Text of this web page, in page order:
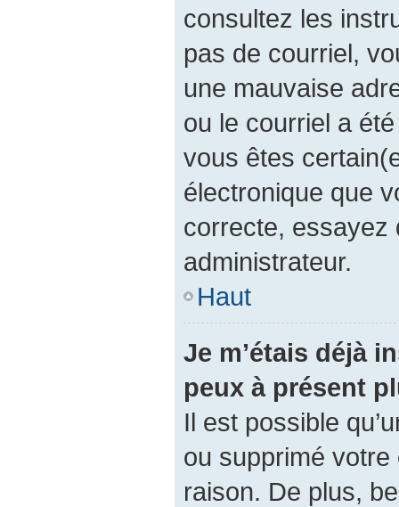
consultez les
pas de courriel,
une mauvaise
ou le courriel a
vous êtes
électronique que
correcte, essayez
administrateur.
Haut
Je m’étais déjà
peux à présent
Il est possible
ou supprimé
raison. De plus,